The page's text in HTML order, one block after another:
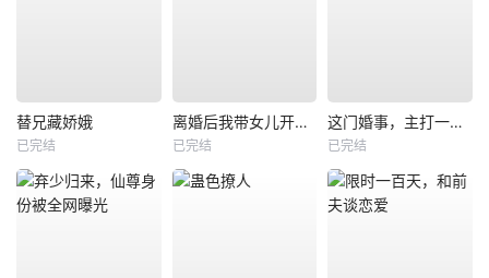
替兄藏娇娥
已完结
离婚后我带女儿开启新人生
已完结
这门婚事，主打一个反向饲养
已完结